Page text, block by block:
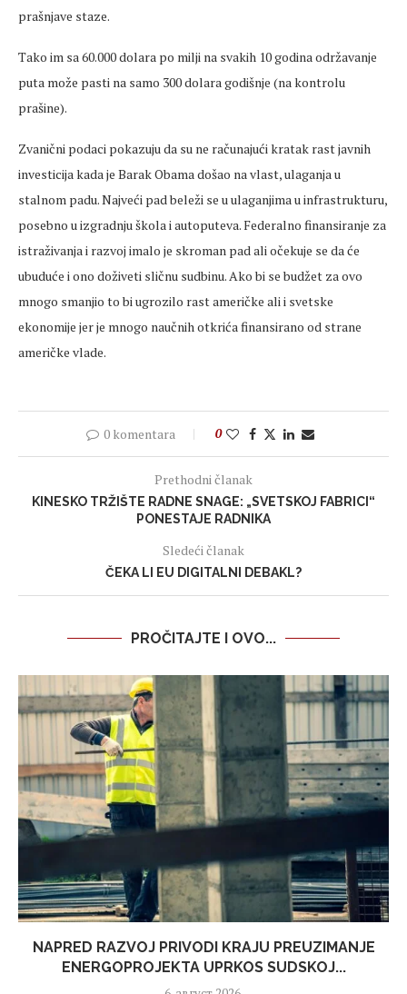
prašnjave staze.
Tako im sa 60.000 dolara po milji na svakih 10 godina održavanje
puta može pasti na samo 300 dolara godišnje (na kontrolu
prašine).
Zvanični podaci pokazuju da su ne računajući kratak rast javnih
investicija kada je Barak Obama došao na vlast, ulaganja u
stalnom padu. Najveći pad beleži se u ulaganjima u infrastrukturu,
posebno u izgradnju škola i autoputeva. Federalno finansiranje za
istraživanja i razvoj imalo je skroman pad ali očekuje se da će
ubuduće i ono doživeti sličnu sudbinu. Ako bi se budžet za ovo
mnogo smanjio to bi ugrozilo rast američke ali i svetske
ekonomije jer je mnogo naučnih otkrića finansirano od strane
američke vlade.
0 komentara 0
Prethodni članak
KINESKO TRŽIŠTE RADNE SNAGE: „SVETSKOJ FABRICI“
PONESTAJE RADNIKA
Sledeći članak
ČEKA LI EU DIGITALNI DEBAKL?
PROČITAJTE I OVO...
NAPRED RAZVOJ PRIVODI KRAJU PREUZIMANJE
ENERGOPROJEKTA UPRKOS SUDSKOJ...